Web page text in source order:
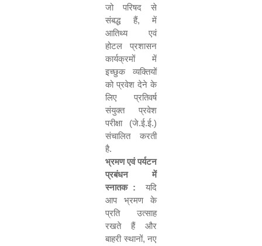
जो परिषद से
संबद्ध हैं, में
आतिथ्य एवं
होटल प्रशासन
कार्यक्रमों में
इच्छुक व्यक्तियों
को प्रवेश देने के
लिए प्रतिवर्ष
संयुक्त प्रवेश
परीक्षा (जे.ई.ई.)
संचालित करती
है.
भ्रमण एवं पर्यटन
प्रबंधन में
स्नातक : यदि
आप भ्रमण के
प्रति उत्साह
रखते हैं और
बाहरी स्थानों, नए